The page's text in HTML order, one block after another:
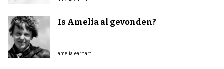
Is Amelia al gevonden?
amelia earhart